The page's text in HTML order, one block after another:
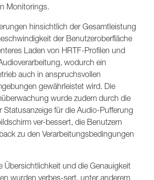
Monitorings.
hinsichtlich der Gesamtleistung
der Benutzeroberfläche
Laden von HRTF-Profilen und
wodurch ein
auch in anspruchsvollen
gewährleistet wird. Die
wurde zudem durch die
Statusanzeige für die Audio-Pufferung
ver-bessert, die Benutzern
zu den Verarbeitungsbedingungen
Übersichtlichkeit und die Genauigkeit
wurden verbes-sert, unter anderem